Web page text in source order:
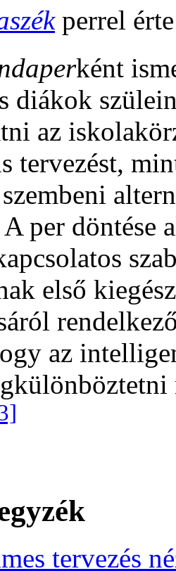
perrel
ként
diákok
az
tervezést,
szembeni
per döntése
első
az
tervezés